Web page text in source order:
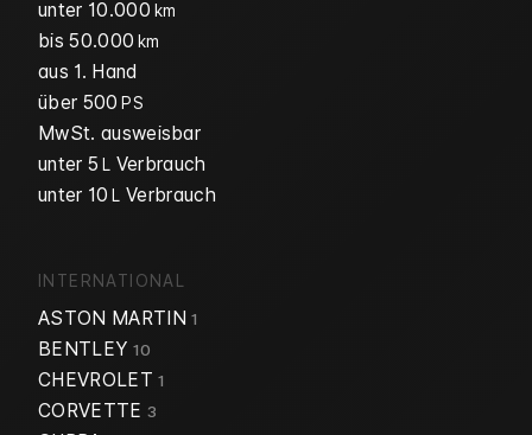
unter 10.000 km
bis 50.000 km
aus 1. Hand
über 500 PS
MwSt. ausweisbar
unter 5 L Verbrauch
unter 10 L Verbrauch
INTERNATIONAL
ASTON MARTIN1
BENTLEY 10
CHEVROLET1
CORVETTE 3